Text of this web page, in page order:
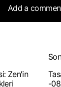
Add a
Add a
Zen'in
-